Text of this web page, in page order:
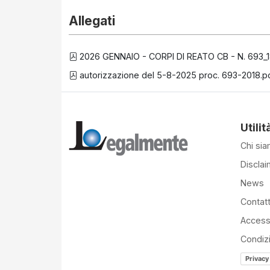
Allegati
2026 GENNAIO - CORPI DI REATO CB - N.
autorizzazione del 5-8-2025 proc. 693-
Chi
News